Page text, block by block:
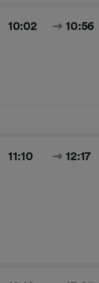
10:02 10:56
11:10 12:17